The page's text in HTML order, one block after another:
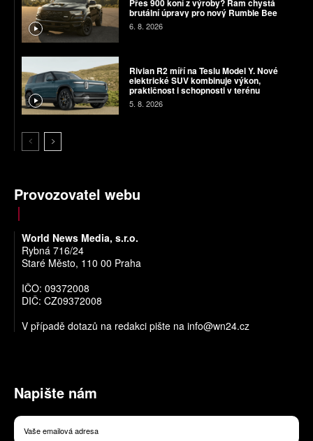
Přes 900 koní z výroby? Ram chystá
brutální úpravy pro nový Rumble Bee
6. 8. 2026
Rivian R2 míří na Teslu Model Y. Nové
elektrické SUV kombinuje výkon,
praktičnost i schopnosti v terénu
5. 8. 2026
Provozovatel webu
World News Media, s.r.o.
Rybná 716/24
Staré Město, 110 00 Praha
IČO: 09372008
DIČ: CZ09372008
V případě dotazů na redakci pište na info@wn24.cz
Napište nám